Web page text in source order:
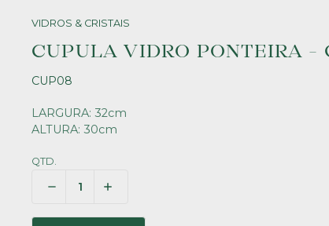
VIDROS & CRISTAIS
CUPULA VIDRO PONTEIRA -
CUP08
LARGURA: 32cm
ALTURA: 30cm
QTD.